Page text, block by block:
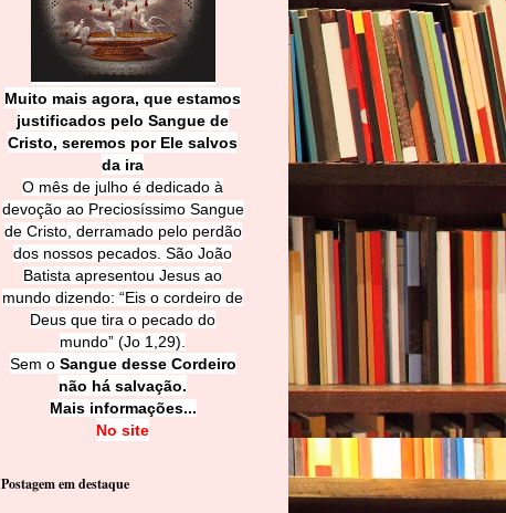
Muito mais agora, que estamos
justificados pelo Sangue de
Cristo, seremos por Ele salvos
da ira
O mês de julho é dedicado à
devoção ao Preciosíssimo Sangue
de Cristo, derramado pelo perdão
dos nossos pecados. São João
Batista apresentou Jesus ao
mundo dizendo: “Eis o cordeiro de
Deus que tira o pecado do
mundo” (Jo 1,29).
Sem o Sangue desse Cordeiro
não há salvação.
Mais informações...
No site
Postagem em destaque